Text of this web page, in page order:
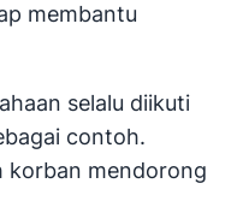
membantu
selalu diikuti
contoh.
korban mendorong